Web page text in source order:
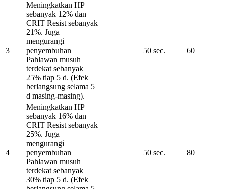
3
Meningkatkan HP
sebanyak 12% dan
CRIT Resist sebanyak
21%. Juga
mengurangi
penyembuhan
Pahlawan musuh
terdekat sebanyak
25% tiap 5 d. (Efek
berlangsung selama 5
d masing-masing).
50 sec. 60
4
Meningkatkan HP
sebanyak 16% dan
CRIT Resist sebanyak
25%. Juga
mengurangi
penyembuhan
Pahlawan musuh
terdekat sebanyak
30% tiap 5 d. (Efek
50 sec. 80